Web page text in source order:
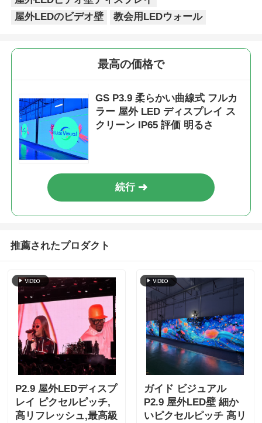
屋外LEDのビデオ壁
教会用LEDウォール
最高の価格で
GS P3.9 柔らかい曲線式 フルカ
ラー 屋外 LED ディスプレイ ス
クリーン IP65 評価 明るさ
続行
推薦されたプロダクト
P2.9 屋外LEDディスプ
レイ ピクセルピッチ,
高リフレッシュ,最高級
ガイド ビジュアル
P2.9 屋外LED壁 細か
いピクセルピッチ 高リ